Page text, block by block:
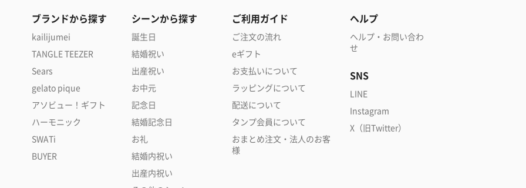
ブランドから探す
kailijumei
TANGLE TEEZER
Sears
gelato pique
アソビュー！ギフト
ハーモニック
SWATi
BUYER
シーンから探す
誕生日
結婚祝い
出産祝い
お中元
記念日
結婚記念日
お礼
結婚内祝い
出産内祝い
ご利用ガイド
ご注文の流れ
eギフト
お支払いについて
ラッピングについて
配送について
タンプ会員について
おまとめ注文・法人のお客
様
ヘルプ
ヘルプ・お問い合わ
せ
SNS
LINE
Instagram
X（旧Twitter）